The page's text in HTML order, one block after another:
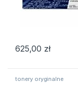
625,00 zł
tonery oryginalne